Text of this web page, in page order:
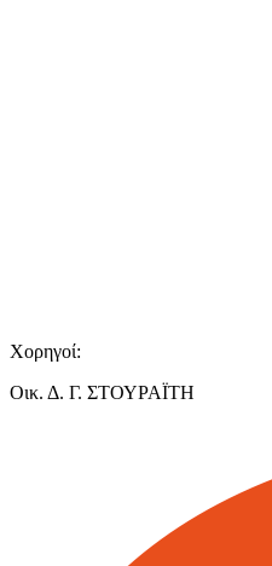
Χορηγοί:
Οικ. Δ. Γ. ΣΤΟΥΡΑΪΤΗ